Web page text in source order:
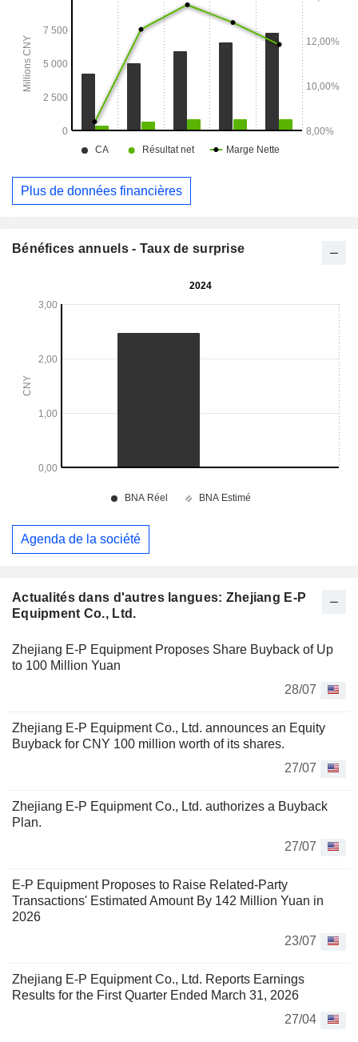
Actualités dans d'autres langues: Zhejiang E-P
Equipment Co., Ltd.
Zhejiang E-P Equipment Proposes Share Buyback of Up
to 100 Million Yuan
28/07
Zhejiang E-P Equipment Co., Ltd. announces an Equity
Buyback for CNY 100 million worth of its shares.
27/07
Zhejiang E-P Equipment Co., Ltd. authorizes a Buyback
Plan.
27/07
E-P Equipment Proposes to Raise Related-Party
Transactions' Estimated Amount By 142 Million Yuan in
2026
23/07
Zhejiang E-P Equipment Co., Ltd. Reports Earnings
Results for the First Quarter Ended March 31, 2026
27/04
Plus de données financières
Bénéfices annuels - Taux de surprise
Agenda de la société